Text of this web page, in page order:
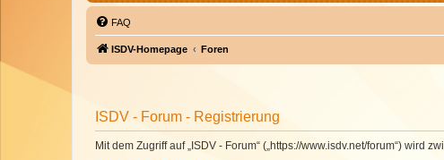
FAQ
ISDV-Homepage Foren
ISDV - Forum - Registrierung
Mit dem Zugriff auf „ISDV - Forum“ („https://www.isdv.net/forum“)